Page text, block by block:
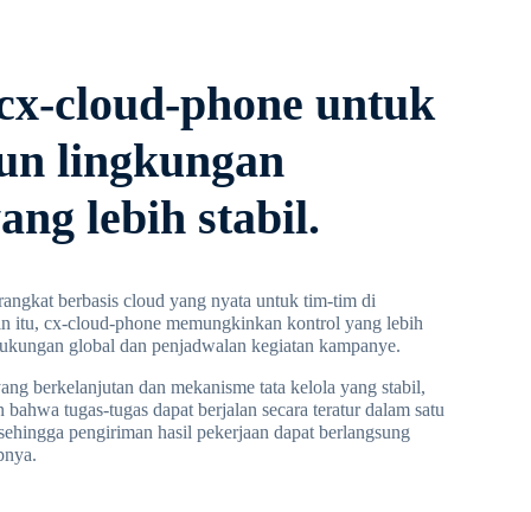
cloud-phone untuk
lingkungan
lebih stabil.
berbasis cloud yang nyata untuk tim-tim di
itu, cx-cloud-phone memungkinkan kontrol yang lebih
global dan penjadwalan kegiatan kampanye.
berkelanjutan dan mekanisme tata kelola yang stabil,
tugas-tugas dapat berjalan secara teratur dalam satu
pengiriman hasil pekerjaan dapat berlangsung